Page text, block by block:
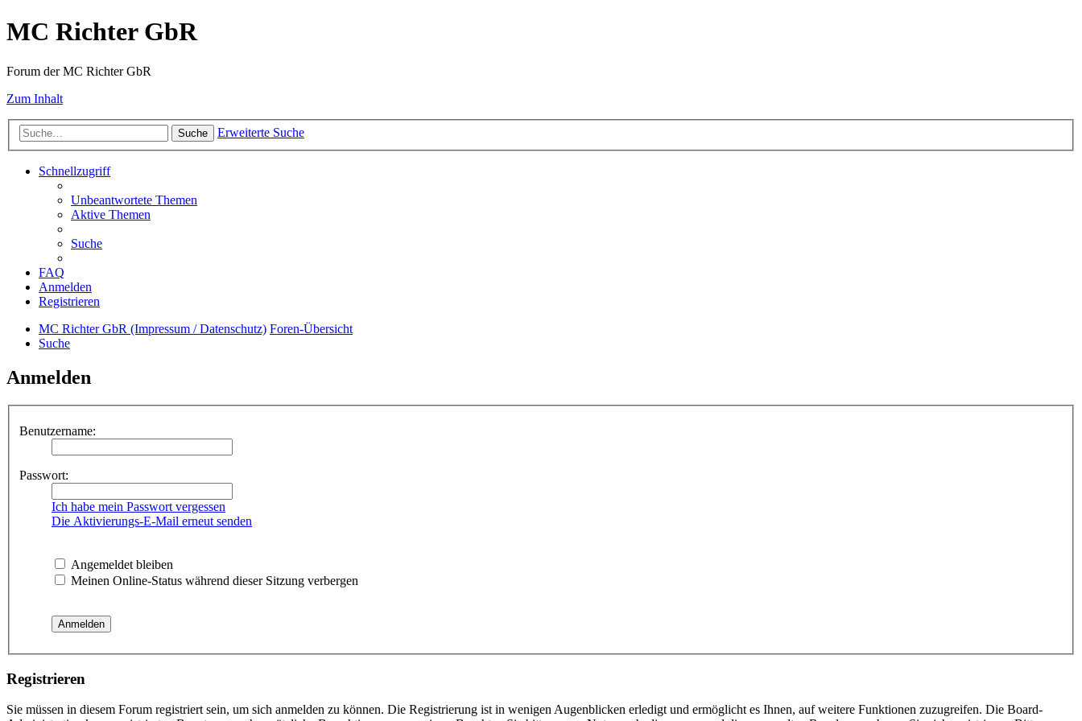
MC Richter GbR
Forum der MC Richter GbR
Zum Inhalt
Suche Erweiterte Suche
Schnellzugriff
Unbeantwortete Themen
Aktive Themen
Suche
FAQ
Anmelden
Registrieren
MC Richter GbR (Impressum / Datenschutz) Foren-Übersicht
Suche
Anmelden
Benutzername:
Passwort:
Ich habe mein Passwort vergessen
Die Aktivierungs-E-Mail erneut senden
Angemeldet bleiben
Meinen Online-Status während dieser Sitzung verbergen
Registrieren
Sie müssen in diesem Forum registriert sein, um sich anmelden zu können. Die Registrierung ist in wenigen Augenblicken erledigt und ermöglicht es Ihnen, auf weitere Funktionen zuzugreifen. Die Board-